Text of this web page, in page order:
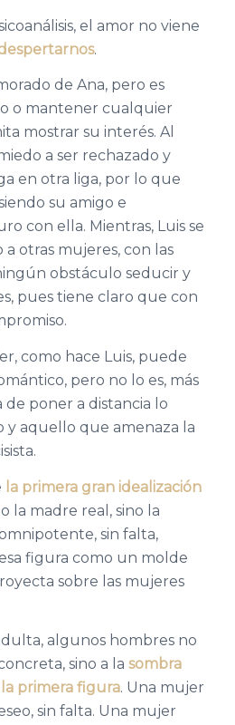
el amor no viene
.
de Ana, pero es
o mantener cualquier
mostrar su interés. Al
a ser rechazado y
en otra liga, por lo que
su amigo e
con ella. Mientras, Luis se
otras mujeres, con las
obstáculo seducir y
pues tiene claro que con
como hace Luis, puede
pero no lo es, más
de poner a distancia lo
y aquello que amenaza la
la primera gran idealización
la madre real, sino la
sin falta,
figura como un molde
sobre las mujeres
algunos hombres no
sino a la sombra
primera figura. Una mujer
sin falta. Una mujer